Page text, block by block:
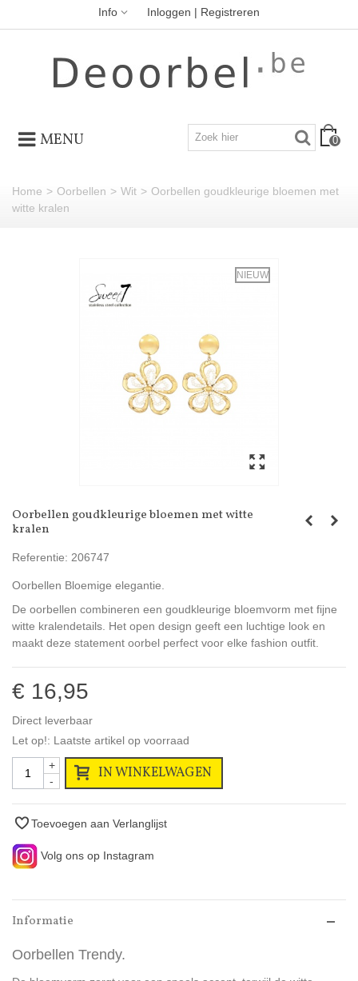
Info Inloggen | Registreren
MENU 0
Home > Oorbellen > Wit > Oorbellen goudkleurige bloemen met
witte kralen
NIEUW
Oorbellen goudkleurige bloemen met witte
kralen
Referentie: 206747
Oorbellen Bloemige elegantie.
De oorbellen combineren een goudkleurige bloemvorm met fijne
witte kralendetails. Het open design geeft een luchtige look en
maakt deze statement oorbel perfect voor elke fashion outfit.
€ 16,95
Direct leverbaar
Let op!: Laatste artikel op voorraad
-
+ IN WINKELWAGEN
Toevoegen aan Verlanglijst
Volg ons op Instagram
Informatie
Oorbellen Trendy.